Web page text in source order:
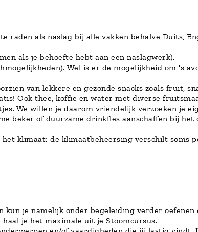
raden als naslag bij alle vakken behalve Duits,
als je behoefte hebt aan een naslagwerk).
Wel is er de mogelijkheid om 's
van lekkere en gezonde snacks zoals fruit,
Ook thee, koffie en water met diverse
We willen je daarom vriendelijk verzoeken je
beker of duurzame drinkfles aanschaffen bij
klimaat; de klimaatbeheersing verschilt soms
je namelijk onder begeleiding verder
je het maximale uit je Stoomcursus.